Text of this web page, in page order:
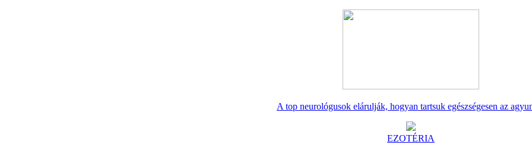
A top neurológusok elárulják, hogyan tartsuk egészségesen az
EZOTÉRIA